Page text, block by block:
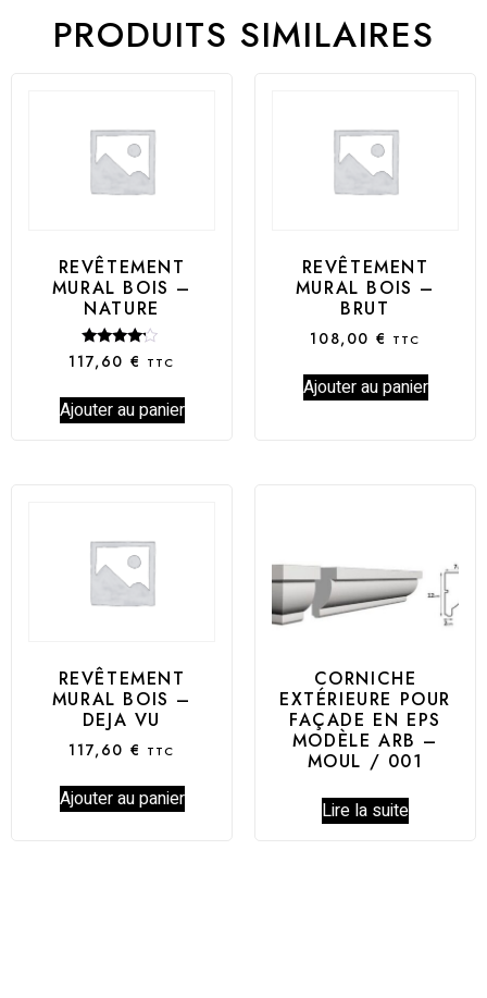
PRODUITS SIMILAIRES
REVÊTEMENT
MURAL BOIS –
NATURE
Note
4.00
117,60 € TTC
Ajouter au panier
REVÊTEMENT
MURAL BOIS –
BRUT
108,00 € TTC
Ajouter au panier
REVÊTEMENT
MURAL BOIS –
DEJA VU
117,60 € TTC
Ajouter au panier
CORNICHE
EXTÉRIEURE POUR
FAÇADE EN EPS
MODÈLE ARB –
MOUL / 001
Lire la suite